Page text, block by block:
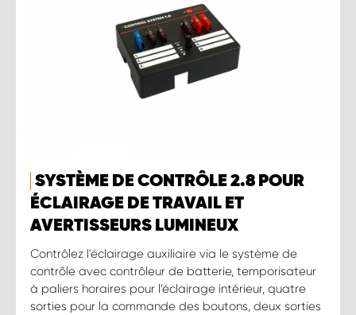
SYSTÈME DE CONTRÔLE 2.8 POUR
ÉCLAIRAGE DE TRAVAIL ET
AVERTISSEURS LUMINEUX
Contrôlez l'éclairage auxiliaire via le système de
contrôle avec contrôleur de batterie, temporisateur
à paliers horaires pour l’éclairage intérieur, quatre
sorties pour la commande des boutons, deux sorties